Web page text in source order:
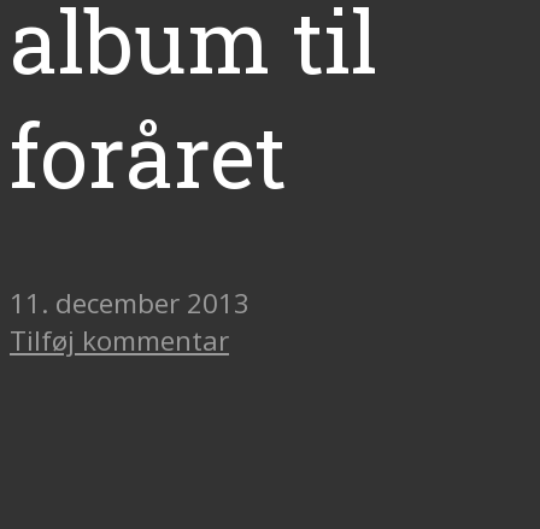
album til
foråret
11. december 2013
Tilføj kommentar